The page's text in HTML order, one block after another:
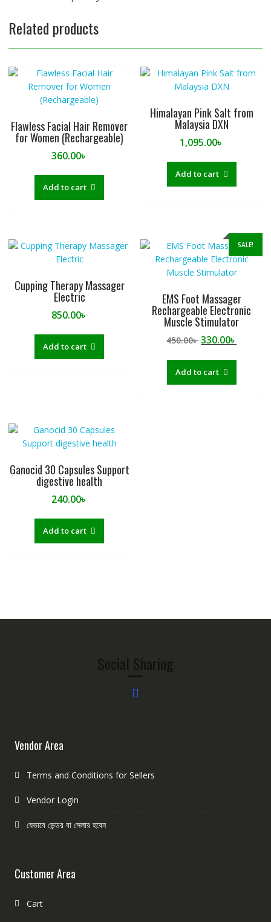
Related products
Flawless Facial Hair Remover
for Women (Rechargeable)
360.00৳
Add to cart
Himalayan Pink Salt from
Malaysia DXN
1,095.00৳
Add to cart
Cupping Therapy Massager
Electric
850.00৳
Add to cart
SALE!
EMS Foot Massager
Rechargeable Electronic
Muscle Stimulator
450.00৳Original
450.00৳ .
330.00৳
Add to cart
Ganocid 30 Capsules Support
digestive health
240.00৳
Add to cart
Social Sharing
Vendor Area
Terms and Conditions for Sellers
Vendor Login
যেভাবে ভেন্ডর বা সেলার হবেন
Customer Area
Cart